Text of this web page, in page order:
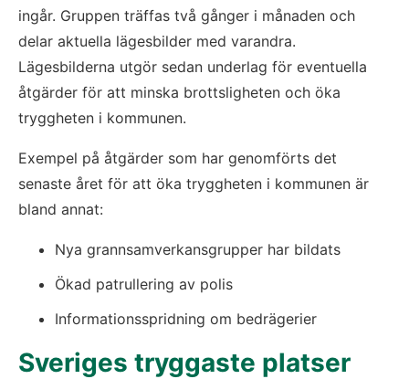
ingår. Gruppen träffas två gånger i månaden och
delar aktuella lägesbilder med varandra.
Lägesbilderna utgör sedan underlag för eventuella
åtgärder för att minska brottsligheten och öka
tryggheten i kommunen.
Exempel på åtgärder som har genomförts det
senaste året för att öka tryggheten i kommunen är
bland annat:
Nya grannsamverkansgrupper har bildats
Ökad patrullering av polis
Informationsspridning om bedrägerier
Sveriges tryggaste platser